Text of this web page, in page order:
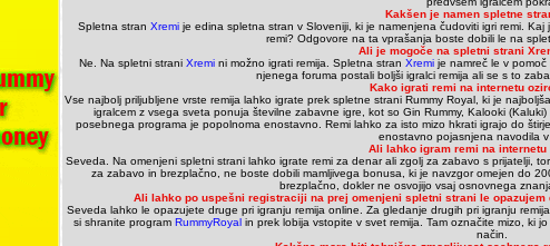
Kakšen je namen spletne
Spletna stran Xremije edina spletna stran v Sloveniji, ki je namenjena čudoviti igri remi.
remi? Odgovore na ta vprašanja boste dobili le na
Ali je mogoče na spletni strani
Ne. Na spletni strani Xremini možno igrati remija. Spletna stran Xremije namreč le v pomoč
njenega foruma postali boljši igralci remija ali se s to
Kako igrati remi na internetu
Vse najbolj priljubljene vrste remija lahko igrate prek spletne strani Rummy Royal, ki je
igralcem z vsega sveta ponuja številne zabavne igre, kot so Gin Rummy, Kalooki
posebnega programa je popolnoma enostavno. Remi lahko za isto mizo hkrati igrajo do
enostavno pojasnjena navodila v
Ali lahko igram remi na internetu
Seveda. Na omenjeni spletni strani lahko igrate remi za denar ali zgolj za zabavo s prijatelji,
za zabavo in brezplačno, ne boste dobili mamljivega bonusa, ki je navzgor omejen do
brezplačno, dokler ne osvojijo vsaj osnovnega
Ali lahko po uspešni registraciji na prej omenjeni spletni strani le
Seveda lahko le opazujete druge pri igranju remija online. Za gledanje drugih pri igranju
si shranite program RummyRoyal in prek lobija vstopite v svet remija. Tam označite mizo, ki
način.